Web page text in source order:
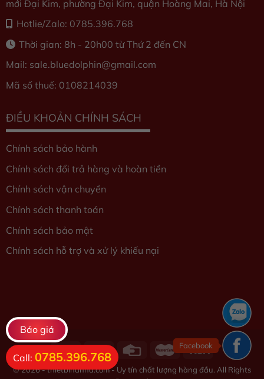
mới Đại Kim, phường Đại Kim, quận Hoàng Mai, Hà Nội
Hotlie/Zalo: 0785.396.768
Thời gian: 8h - 20h00 từ Thứ 2 đến CN
Mail: sale.bluedolphin@gmail.com
Mã số thuế: 0108214039
ĐIỀU KHOẢN CHÍNH SÁCH
Chính sách bảo hành
Chính sách đổi trả hàng và hoàn tiền
Chính sách vận chuyển
Chính sách thanh toán
Chính sách bảo mật
Chính sách hỗ trợ và xử lý khiếu nại
© 2026 - thietbihanna.com - Uy tín chất lượng hàng đầu. All Rights
Báo giá
Call: 0785.396.768
Facebook